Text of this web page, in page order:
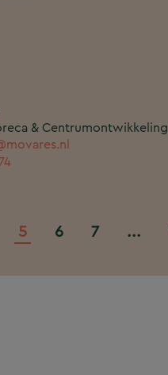
& Centrumontwikkeling
5 6 7 ...